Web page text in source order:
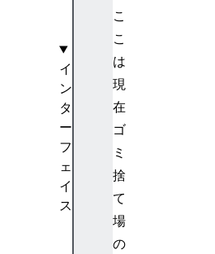
こ
こ
は
現
在
ゴ
ミ
捨
て
場
の
イ
ン
タ
ー
フ
ェ
イ
ス